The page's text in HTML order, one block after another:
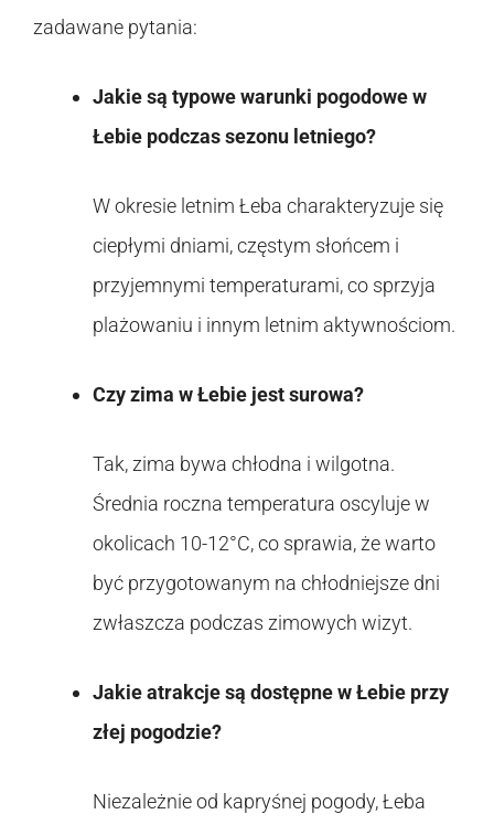
zadawane pytania:
Jakie są typowe warunki pogodowe w
Łebie podczas sezonu letniego?
W okresie letnim Łeba charakteryzuje się
ciepłymi dniami, częstym słońcem i
przyjemnymi temperaturami, co sprzyja
plażowaniu i innym letnim aktywnościom.
Czy zima w Łebie jest surowa?
Tak, zima bywa chłodna i wilgotna.
Średnia roczna temperatura oscyluje w
okolicach 10-12°C, co sprawia, że warto
być przygotowanym na chłodniejsze dni
zwłaszcza podczas zimowych wizyt.
Jakie atrakcje są dostępne w Łebie przy
złej pogodzie?
Niezależnie od kapryśnej pogody, Łeba